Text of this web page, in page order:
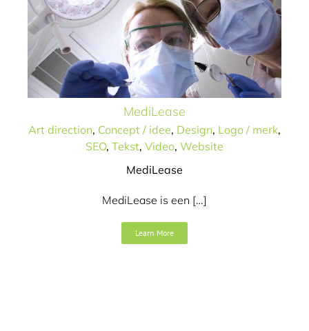
MediLease
Art direction, Concept / idee, Design, Logo / merk,
SEO, Tekst, Video, Website
MediLease
MediLease is een […]
Learn More